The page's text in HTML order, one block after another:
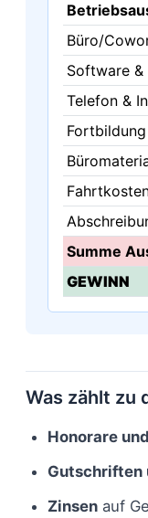
Büro/
Software &
Telefon &
Fortbildung
Summe
GEWINN
Was zählt zu
Honorare
Gutschriften
Zinsen auf